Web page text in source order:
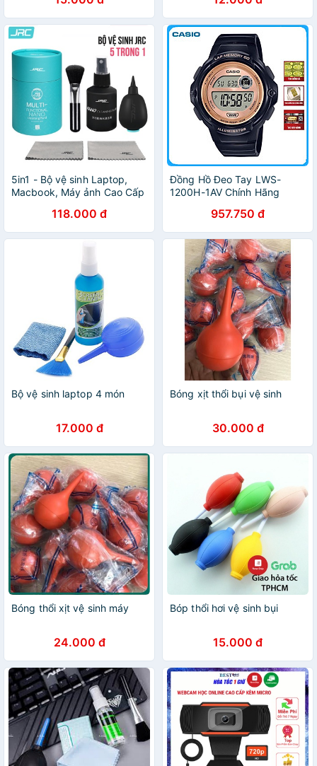
phím máy tính
5in1 - Bộ vệ sinh Laptop,
Macbook, Máy ảnh Cao Cấp
Hãng JRC118.000 đ
Đồng Hồ Đeo Tay LWS-
1200H-1AV Chính Hãng
957.750 đ
Bộ vệ sinh laptop 4 món
17.000 đ
Bóng xịt thổi bụi vệ sinh
30.000 đ
Bóng thổi xịt vệ sinh máy
24.000 đ
Bóp thổi hơi vệ sinh bụi
15.000 đ